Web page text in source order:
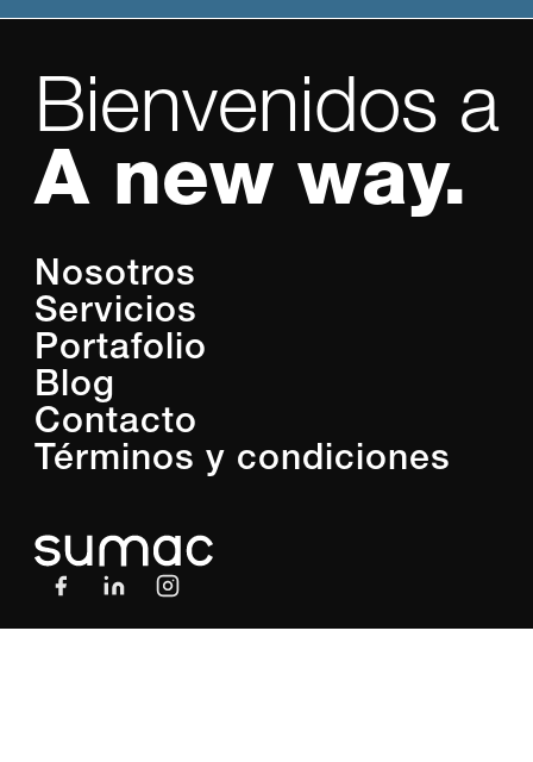
Bienvenidos a
A new way.
Nosotros
Servicios
Portafolio
Blog
Contacto
Términos y condiciones